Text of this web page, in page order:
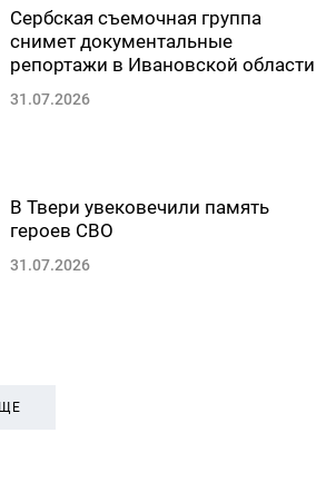
Сербская съемочная группа
снимет документальные
репортажи в Ивановской области
31.07.2026
В Твери увековечили память
героев СВО
31.07.2026